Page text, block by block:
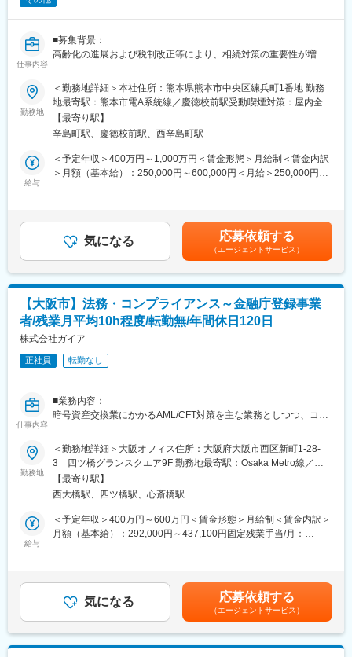
などを実施しています。
変更の範囲：本文参照
■働き方・転勤・評価制度等
が全行員と面談をおこなうなど、行員のモチベーションを大切に
することで組織パフォーマンスを最大化させたいという考え方に
基づく制度設計をしています。
自身の意思に基づいたキャリア形成がしやすい環境です。
づらいです。銀行としても転居を伴う異動を極力避ける考え方を
しています。
ライフバランスを保つことができます
・育児休業取得率は女性100％、男性53.8％と、安心してライフ
ステージを迎えることができる点も魅力のひとつです。
変更の範囲：会社の定める業務
仕事内容
■募集背景：
高齢化の進展および税制改正等により、相続対策の重要性が増す
緊の課題となっています。地域金融機関として高齢者に対する課
題解決支援の充実を図るため、当行の相続関連サービスの中心を
担う遺言信託・遺産整理業務・民事信託において、即戦力となる
人材を募集することとなりました。
■職務内容：
（1）遺言信託、遺産整理業務、民事信託の実務担当（営業、事
■入行後について：
・下記資格をご入行後に取得いただきます。
【必須】証券外務員資格、生損保販売資、損害保険販売資格
変更の範囲：会社の定める業務
勤務地
＜勤務地詳細＞本社住所：熊本県熊本市中央区練兵町1番地 勤務
地最寄駅：熊本市電A系統線／慶徳校前駅受動喫煙対策：屋内全面
禁煙変更の範囲：会社の定める事業所
【最寄り駅】
辛島町駅、慶徳校前駅、西辛島町駅
給与
＜予定年収＞400万円～1,000万円＜賃金形態＞月給制＜賃金内訳
＞月額（基本給）：250,000円～600,000円＜月給＞250,000円～
金額であり、選考を通じて上下する可能性があります。月給(月額)
は固定手当を含めた表記です。
気になる 応募依頼する
（エージェントサービス）
【大阪市】法務・コンプライアンス～金融庁登録事業
者/残業月平均10h程度/転勤無/年間休日120日
株式会社ガイア
正社員 転勤なし
仕事内容
■業務内容：
暗号資産交換業にかかるAML/CFT対策を主な業務としつつ、コン
国内外の社会情勢等に敏感に対応し、サービス成長に向けて各種
法制度の改正等に対応し、事業の発展に貢献していただきます。
＜メイン業務＞
・AML/CFT 管理態勢業務全般（顧客スクリーニング、取引モニタ
リング、リスク評価書の策定、ギャップ分析等）
・社内規程・マニュアル等制改定
・新規暗号資産審査業務
・規制当局等との対応窓口
勤務地
＜勤務地詳細＞大阪オフィス住所：大阪府大阪市西区新町1-28-
3 四ツ橋グランスクエア9F 勤務地最寄駅：Osaka Metro線／西
大橋駅受動喫煙対策：屋内全面禁煙変更の範囲：無
【最寄り駅】
西大橋駅、四ツ橋駅、心斎橋駅
給与
＜予定年収＞400万円～600万円＜賃金形態＞月給制＜賃金内訳＞
月額（基本給）：292,000円～437,100円固定残業手当/月：
目安の金額であり、選考を通じて上下する可能性があります。月
給(月額)は固定手当を含めた表記です。
気になる 応募依頼する
（エージェントサービス）